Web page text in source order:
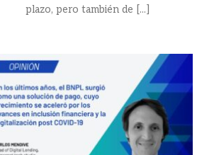
plazo, pero también de [...]